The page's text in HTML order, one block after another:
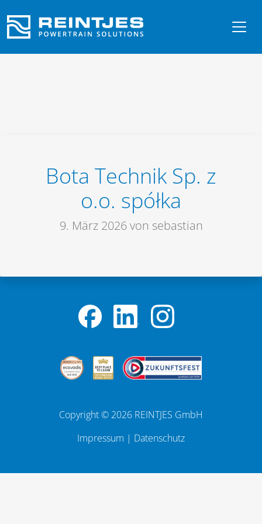
Bota Technik Sp. z
o.o. spółka
9. März 2026von sebastian
Copyright © 2026 REINTJES GmbH
Impressum | Datenschutz